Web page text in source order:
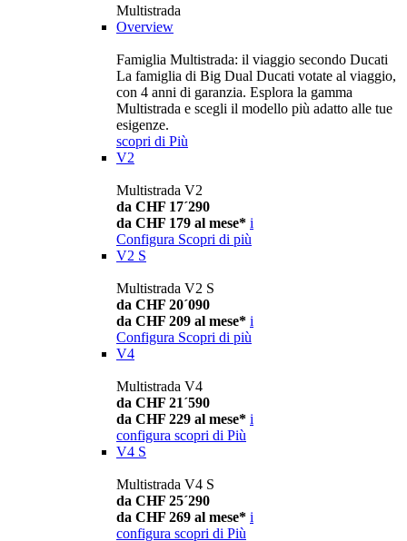
Multistrada
Overview
Famiglia Multistrada: il viaggio secondo Ducati
La famiglia di Big Dual Ducati votate al viaggio,
con 4 anni di garanzia. Esplora la gamma
Multistrada e scegli il modello più adatto alle tue
esigenze.
scopri di Più
V2
Multistrada V2
da CHF 17´290
da CHF 179 al mese* i
Configura Scopri di più
V2 S
Multistrada V2 S
da CHF 20´090
da CHF 209 al mese* i
Configura Scopri di più
V4
Multistrada V4
da CHF 21´590
da CHF 229 al mese* i
configura scopri di Più
V4 S
Multistrada V4 S
da CHF 25´290
da CHF 269 al mese* i
configura scopri di Più